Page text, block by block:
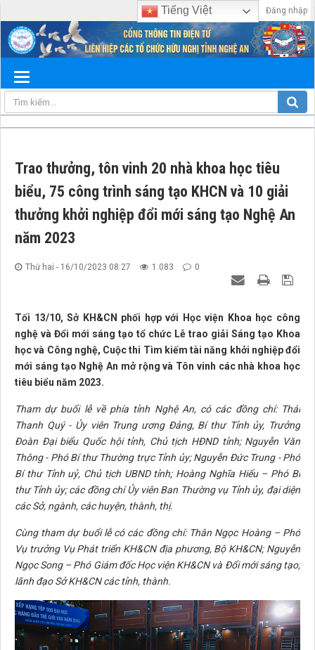
Đăng nhập
Tiếng Việt
Trao thưởng, tôn vinh 20 nhà khoa học tiêu
biểu, 75 công trình sáng tạo KHCN và 10 giải
thưởng khởi nghiệp đổi mới sáng tạo Nghệ An
năm 2023
Thứ hai - 16/10/2023 08:27 1.083 0
Tối 13/10, Sở KH&CN phối hợp với Học viện Khoa học công
nghệ và Đổi mới sáng tạo tổ chức Lễ trao giải Sáng tạo Khoa
học và Công nghệ, Cuộc thi Tìm kiếm tài năng khởi nghiệp đổi
mới sáng tạo Nghệ An mở rộng và Tôn vinh các nhà khoa học
tiêu biểu năm 2023.
Tham dự buổi lễ về phía tỉnh Nghệ An, có các đồng chí: Thái
Thanh Quý - Ủy viên Trung ương Đảng, Bí thư Tỉnh ủy, Trưởng
Đoàn Đại biểu Quốc hội tỉnh, Chủ tịch HĐND tỉnh; Nguyễn Văn
Thông - Phó Bí thư Thường trực Tỉnh ủy; Nguyễn Đức Trung - Phó
Bí thư Tỉnh uỷ, Chủ tịch UBND tỉnh; Hoàng Nghĩa Hiếu – Phó Bí
thư Tỉnh ủy; các đồng chí Ủy viên Ban Thường vụ Tỉnh ủy, đại diện
các Sở, ngành, các huyện, thành, thị.
Cùng tham dự buổi lễ có các đồng chí: Thân Ngọc Hoàng – Phó
Vụ trưởng Vụ Phát triển KH&CN địa phương, Bộ KH&CN; Nguyễn
Ngọc Song – Phó Giám đốc Học viện KH&CN và Đổi mới sáng tạo;
lãnh đạo Sở KH&CN các tỉnh, thành.